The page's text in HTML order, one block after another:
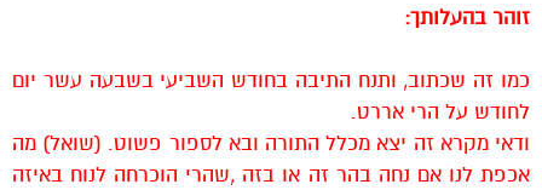
זוהר בהעלותך:
כמו זה שכתוב, ותנח התיבה בחודש השביעי בשבעה עשר יום
לחודש על הרי אררט.
ודאי מקרא זה יצא מכלל התורה ובא לספור פשוט. (שואל) מה
אכפת לנו אם נחה בהר זה או בזה ,שהרי הוכרחה לנוח באיזה